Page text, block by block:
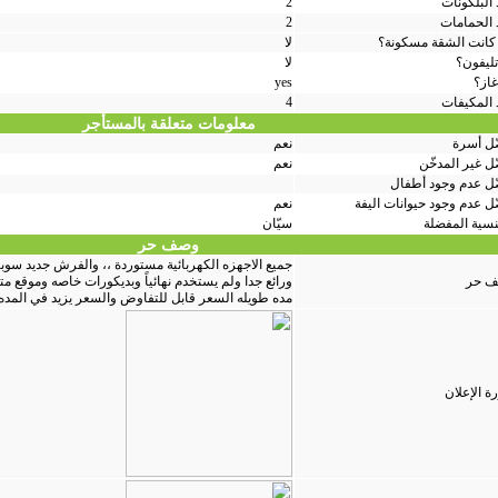
2
الحمامات
لا
الشقة مسكونة؟
لا
yes
4
المكيفات
معلومات متعلقة بالمستأجر
نعم
أسرة
نعم
غير المدخّن
عدم وجود أطفال
نعم
عدم وجود حيوانات اليفة
سيّان
المفضلة
وصف حر
جميع الاجهزه الكهربائية مستوردة ،، والفرش جديد
مده طويله السعر قابل للتفاوض والسعر يزيد في
حر
الإعلان